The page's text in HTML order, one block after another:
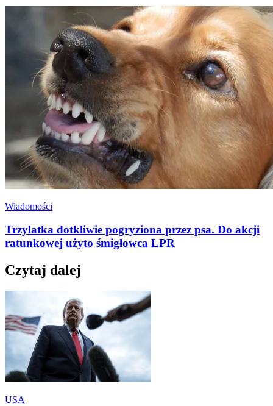
Wiadomości
Trzylatka dotkliwie pogryziona przez psa. Do akcji
ratunkowej użyto śmigłowca LPR
Czytaj dalej
USA